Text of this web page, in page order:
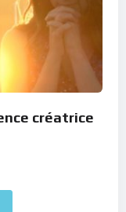
créatrice